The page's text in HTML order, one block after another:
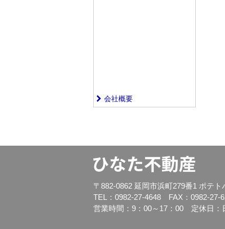
会社概要
〒882-0862 延岡市浜町279番1 ポテ
TEL：0982-27-4648 FAX：0982-27-
営業時間：9：00～17：00 定休日：